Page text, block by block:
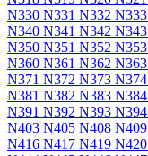
N330 N331 N332 N333
N340 N341 N342 N343
N350 N351 N352 N353
N360 N361 N362 N363
N371 N372 N373 N374
N381 N382 N383 N384
N391 N392 N393 N394
N403 N405 N408 N409
N416 N417 N419 N420